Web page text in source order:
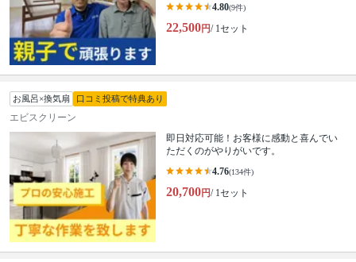
4.80(9件)
22,500円/ 1セット
お風呂×換気扇 口コミ投稿で特典あり
エビスクリーン
即日対応可能！お客様に感動と喜んでい
ただくのがやりがいです。
4.76(134件)
20,700円/ 1セット